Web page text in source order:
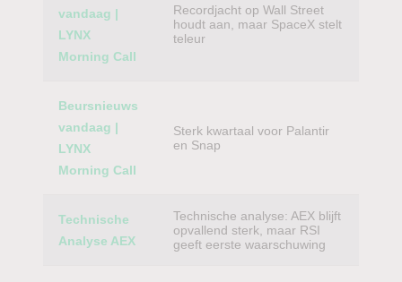
vandaag |
LYNX
Morning Call
Recordjacht op Wall Street
houdt aan, maar SpaceX stelt
teleur
Beursnieuws
vandaag |
LYNX
Morning Call
Sterk kwartaal voor Palantir
en Snap
Technische
Analyse AEX
Technische analyse: AEX blijft
opvallend sterk, maar RSI
geeft eerste waarschuwing